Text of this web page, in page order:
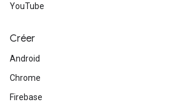
YouTube
Créer
Android
Chrome
Firebase